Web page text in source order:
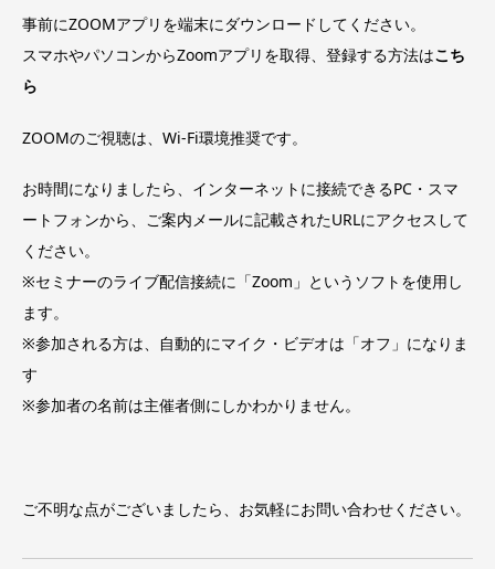
事前にZOOMアプリを端末にダウンロードしてください。
スマホやパソコンからZoomアプリを取得、登録する方法はこち
ら
ZOOMのご視聴は、Wi-Fi環境推奨です。
お時間になりましたら、インターネットに接続できるPC・スマ
ートフォンから、ご案内メールに記載されたURLにアクセスして
ください。
※セミナーのライブ配信接続に「Zoom」というソフトを使用し
ます。
※参加される方は、自動的にマイク・ビデオは「オフ」になりま
す
※参加者の名前は主催者側にしかわかりません。
ご不明な点がございましたら、お気軽にお問い合わせください。